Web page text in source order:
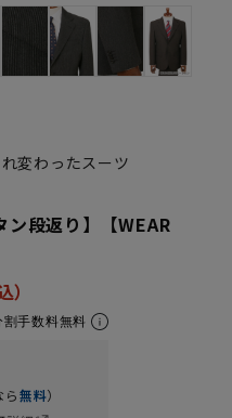
変わったスーツ
段返り】【WEAR
割手数料無料
無料）